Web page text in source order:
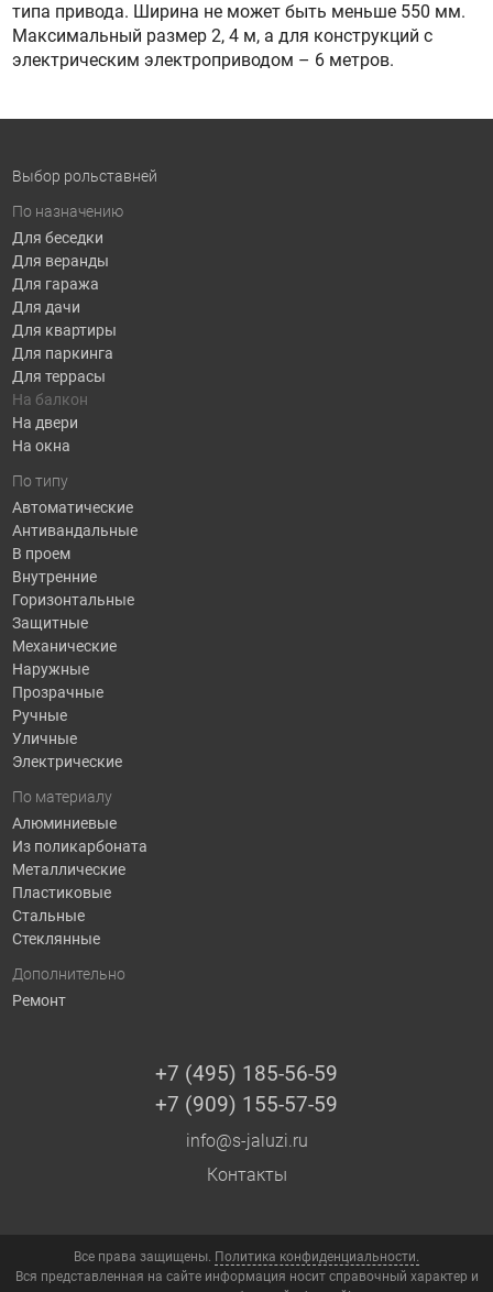
типа привода. Ширина не может быть меньше 550 мм.
Максимальный размер 2, 4 м, а для конструкций с
электрическим электроприводом – 6 метров.
Выбор рольставней
По назначению
Для беседки
Для веранды
Для гаража
Для дачи
Для квартиры
Для паркинга
Для террасы
На балкон
На двери
На окна
По типу
Автоматические
Антивандальные
В проем
Внутренние
Горизонтальные
Защитные
Механические
Наружные
Прозрачные
Ручные
Уличные
Электрические
По материалу
Алюминиевые
Из поликарбоната
Металлические
Пластиковые
Стальные
Стеклянные
Дополнительно
Ремонт
+7 (495) 185-56-59
+7 (909) 155-57-59
info@s-jaluzi.ru
Контакты
Все права защищены. Политика конфиденциальности.
Вся представленная на сайте информация носит справочный характер и